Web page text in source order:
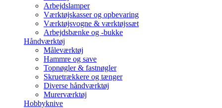
Arbejdslamper
Værktøjskasser og opbevaring
Værktøjsvogne & værktøjssæt
Arbejdsbænke og -bukke
Håndværktøj
Måleværktøj
Hammre og save
Topnøgler & fastnøgler
Skruetrækkere og tænger
Diverse håndværktøj
Murerværktøj
Hobbyknive